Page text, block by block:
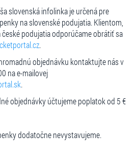
slovenská infolinka je určená pre
na slovenské podujatia. Klientom,
podujatia odporúčame obrátiť sa
.
objednávku kontaktujte nás v
na e-mailovej
.
objednávky účtujeme poplatok od 5 €
dodatočne nevystavujeme.